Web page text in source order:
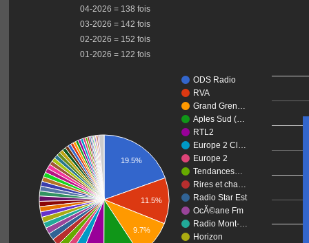
04-2026 = 138 fois
03-2026 = 142 fois
02-2026 = 152 fois
01-2026 = 122 fois
ODS Radio
RVA
Grand Gren…
Aples Sud (…
RTL2
Europe 2 Cl…
Europe 2
Tendances…
Rires et cha…
Radio Star Est
OcÃ©ane Fm
Radio Mont-…
Horizon
19.5%
11.5%
9.7%